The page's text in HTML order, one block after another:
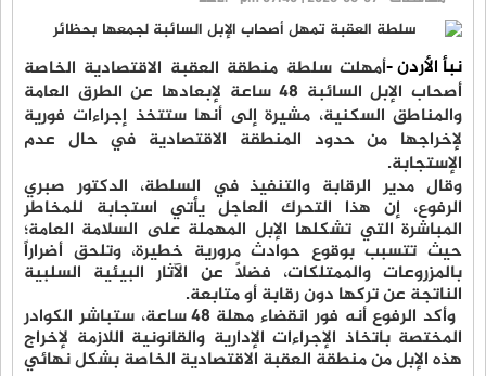
نبأ الأردن -‎أمهلت سلطة منطقة العقبة الاقتصادية الخاصة
أصحاب الإبل السائبة ‏48 ساعة لإبعادها عن الطرق العامة
والمناطق السكنية، مشيرة إلى أنها ستتخذ إجراءات فورية
لإخراجها من حدود المنطقة الاقتصادية في حال عدم
الإستجابة‎.‎
وقال مدير الرقابة والتنفيذ في السلطة، الدكتور صبري
الرفوع، إن هذا التحرك العاجل يأتي ‏استجابة للمخاطر
المباشرة التي تشكلها الإبل المهملة على السلامة العامة؛
حيث تتسبب ب‏وقوع حوادث مرورية خطيرة، وتلحق أضراراً
بالمزروعات والممتلكات، فضلاً عن الآثار ‏البيئية السلبية
الناتجة عن تركها دون رقابة أو متابعة‎.‎
وأكد الرفوع أنه فور انقضاء مهلة 48 ساعة، ستباشر الكوادر
المختصة ‏باتخاذ الإجراءات الإدارية والقانونية اللازمة لإخراج
هذه الإبل من منطقة العقبة الاقتصادية ‏الخاصة بشكل نهائي